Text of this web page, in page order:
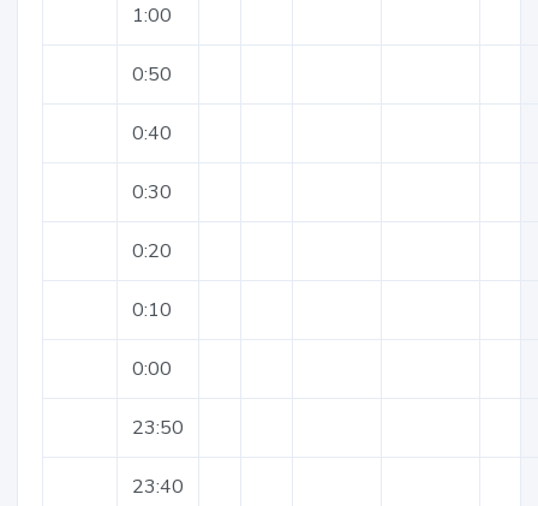
1:00
0:50
0:40
0:30
0:20
0:10
0:00
23:50
23:40